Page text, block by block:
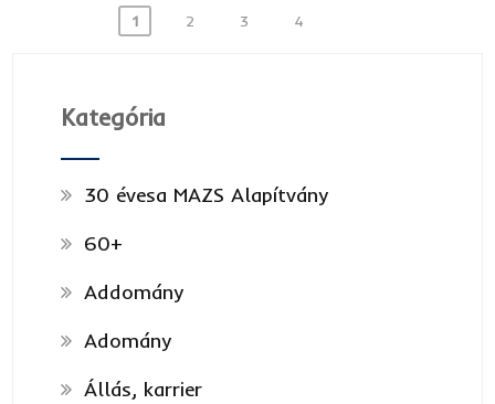
Bejegyzések
1 2 3 4
Kategória
30 évesa MAZS Alapítvány
60+
Addomány
Adomány
Állás, karrier